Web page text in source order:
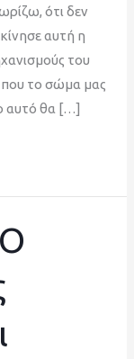
ότι δεν
αυτή η
του
το σώμα μας
αυτό θα […]